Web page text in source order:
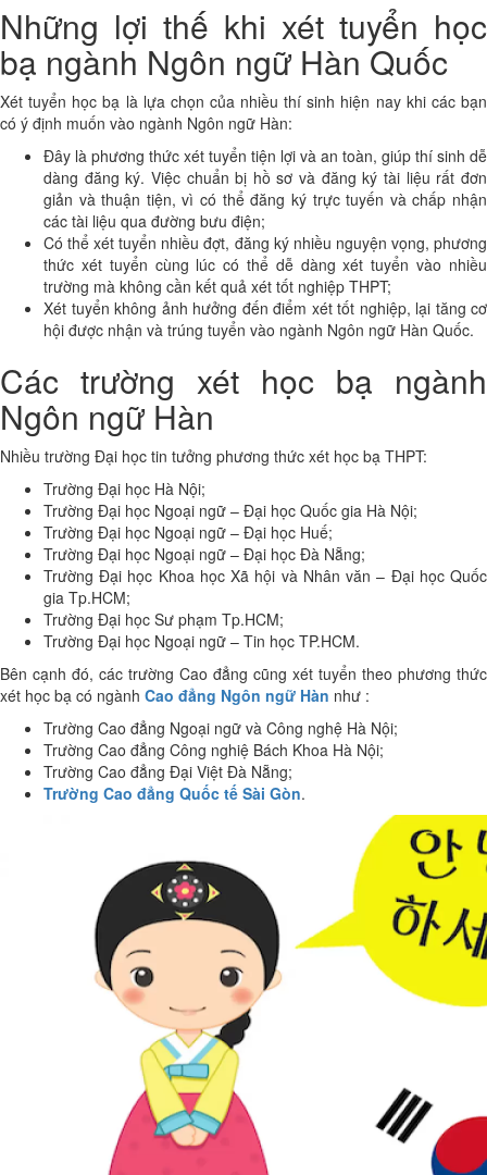
Những lợi thế khi xét tuyển học
bạ ngành Ngôn ngữ Hàn Quốc
Xét tuyển học bạ là lựa chọn của nhiều thí sinh hiện nay khi các bạn
có ý định muốn vào ngành Ngôn ngữ Hàn:
Đây là phương thức xét tuyển tiện lợi và an toàn, giúp thí sinh dễ
dàng đăng ký. Việc chuẩn bị hồ sơ và đăng ký tài liệu rất đơn
giản và thuận tiện, vì có thể đăng ký trực tuyến và chấp nhận
các tài liệu qua đường bưu điện;
Có thể xét tuyển nhiều đợt, đăng ký nhiều nguyện vọng, phương
thức xét tuyển cùng lúc có thể dễ dàng xét tuyển vào nhiều
trường mà không cần kết quả xét tốt nghiệp THPT;
Xét tuyển không ảnh hưởng đến điểm xét tốt nghiệp, lại tăng cơ
hội được nhận và trúng tuyển vào ngành Ngôn ngữ Hàn Quốc.
Các trường xét học bạ ngành
Ngôn ngữ Hàn
Nhiều trường Đại học tin tưởng phương thức xét học bạ THPT:
Trường Đại học Hà Nội;
Trường Đại học Ngoại ngữ – Đại học Quốc gia Hà Nội;
Trường Đại học Ngoại ngữ – Đại học Huế;
Trường Đại học Ngoại ngữ – Đại học Đà Nẵng;
Trường Đại học Khoa học Xã hội và Nhân văn – Đại học Quốc
gia Tp.HCM;
Trường Đại học Sư phạm Tp.HCM;
Trường Đại học Ngoại ngữ – Tin học TP.HCM.
Bên cạnh đó, các trường Cao đẳng cũng xét tuyển theo phương thức
xét học bạ có ngành Cao đẳng Ngôn ngữ Hàn như :
Trường Cao đẳng Ngoại ngữ và Công nghệ Hà Nội;
Trường Cao đẳng Công nghiệ Bách Khoa Hà Nội;
Trường Cao đẳng Đại Việt Đà Nẵng;
Trường Cao đẳng Quốc tế Sài Gòn.